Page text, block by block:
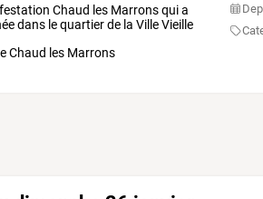
Chaud lesMarronsquia
danslequartierdela VilleVieille
Chaud les Marrons